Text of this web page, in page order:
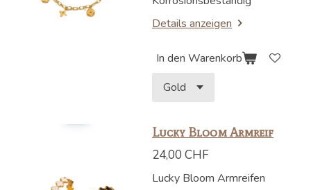
Details anzeigen
In den Warenkorb
Lucky Bloom Armreif
24,00 CHF
Lucky Bloom Armreifen